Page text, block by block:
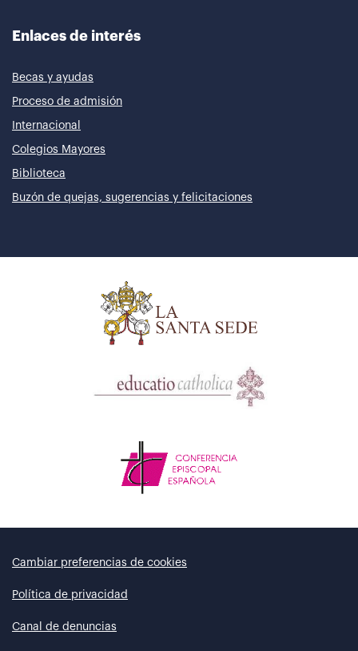
Enlaces de interés
Becas y ayudas
Proceso de admisión
Internacional
Colegios Mayores
Biblioteca
Buzón de quejas, sugerencias y felicitaciones
Cambiar preferencias de cookies
Política de privacidad
Canal de denuncias